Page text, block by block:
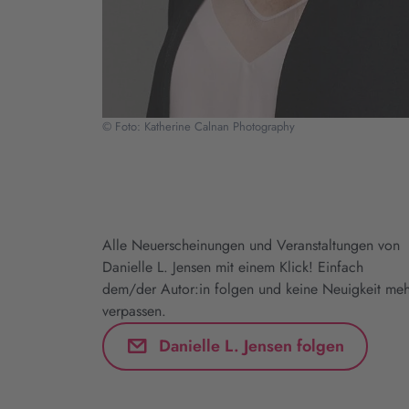
© Foto: Katherine Calnan Photography
Alle Neuerscheinungen und Veranstaltungen von
Danielle L. Jensen mit einem Klick! Einfach
dem/der Autor:in folgen und keine Neuigkeit
verpassen.
Danielle L. Jensen folgen